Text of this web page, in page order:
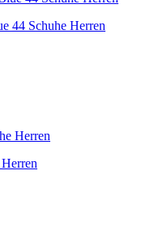
44 Schuhe Herren